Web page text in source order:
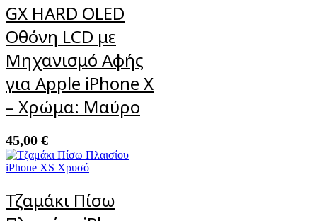
GX HARD OLED
Οθόνη LCD με
Μηχανισμό Αφής
για Apple iPhone X
– Χρώμα: Μαύρο
45,00 €
Τζαμάκι Πίσω